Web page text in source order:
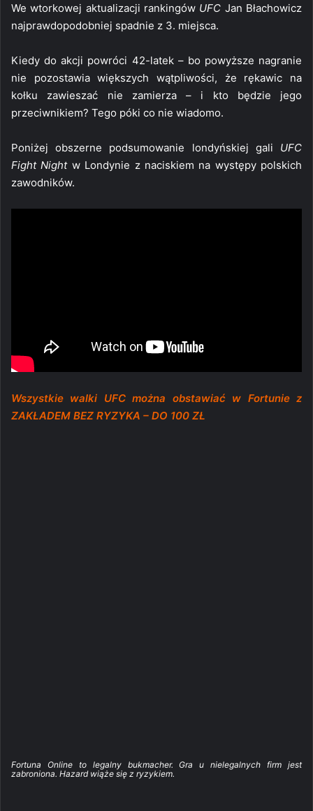
We wtorkowej aktualizacji rankingów UFC Jan Błachowicz
najprawdopodobniej spadnie z 3. miejsca.
Kiedy do akcji powróci 42-latek – bo powyższe nagranie
nie pozostawia większych wątpliwości, że rękawic na
kołku zawieszać nie zamierza – i kto będzie jego
przeciwnikiem? Tego póki co nie wiadomo.
Poniżej obszerne podsumowanie londyńskiej gali UFC
Fight Nightw Londynie z naciskiem na występy polskich
zawodników.
Wszystkie walki UFC można obstawiać w Fortunie z
ZAKŁADEM BEZ RYZYKA – DO 100 ZŁ
Fortuna Online to legalny bukmacher. Gra u nielegalnych firm jest
zabroniona. Hazard wiąże się z ryzykiem.